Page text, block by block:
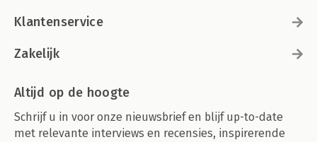
Klantenservice
Zakelijk
Altijd op de hoogte
Schrijf u in voor onze nieuwsbrief en blijf up-to-date
met relevante interviews en recensies, inspirerende